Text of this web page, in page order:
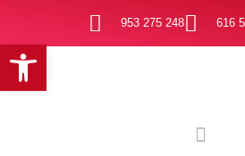
al
contenido
953 275 248 616
Abrir barra de